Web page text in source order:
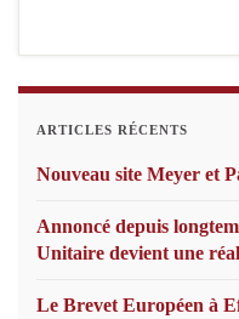
ARTICLES RÉCENTS
Nouveau site Meyer et
Annoncé depuis
Unitaire devient une
Le Brevet Européen à